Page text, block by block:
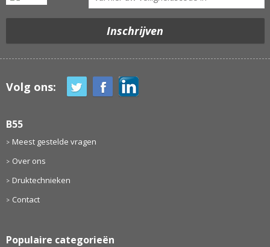
Volg ons:
B55
Meest gestelde vragen
Over ons
Druktechnieken
Contact
Populaire categorieën